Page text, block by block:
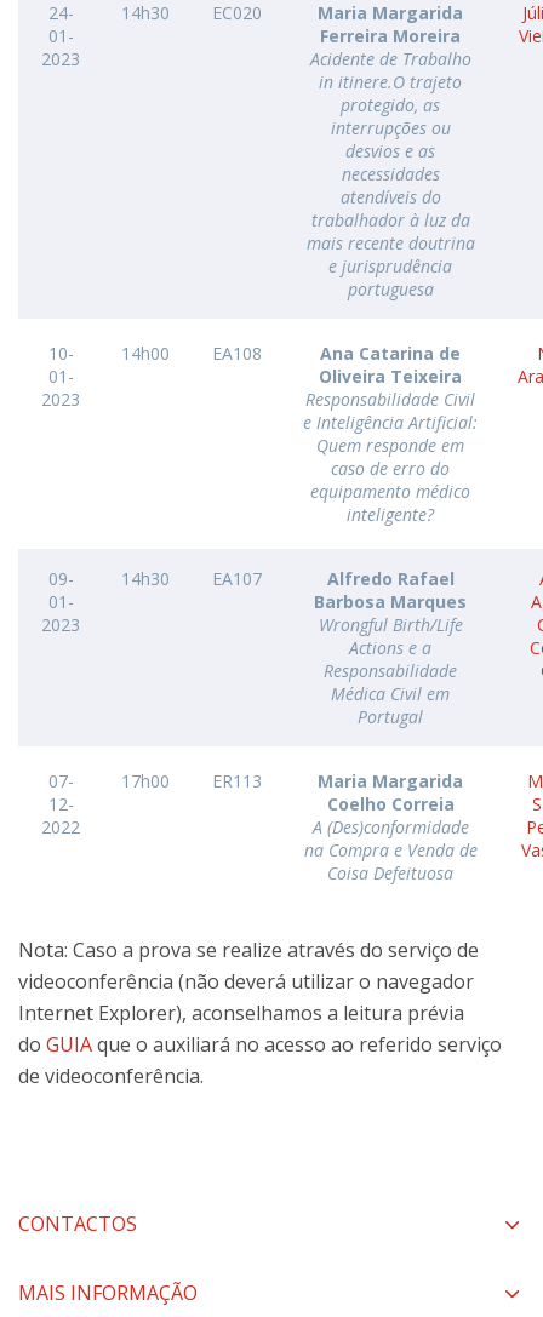
24-
01-
2023
14h30 EC020
Maria Margarida
Ferreira Moreira
Acidente de Trabalho
in itinere.O trajeto
protegido, as
interrupções ou
desvios e as
necessidades
atendíveis do
trabalhador à luz da
mais recente doutrina
e jurisprudência
portuguesa
10-
01-
2023
14h00 EA108
Ana Catarina de
Oliveira Teixeira
Responsabilidade Civil
e Inteligência Artificial:
Quem responde em
caso de erro do
equipamento médico
inteligente?
09-
01-
2023
14h30 EA107
Alfredo Rafael
Barbosa Marques
Wrongful Birth/Life
Actions e a
Responsabilidade
Médica Civil em
Portugal
07-
12-
2022
17h00 ER113
Maria Margarida
Coelho Correia
A (Des)conformidade
na Compra e Venda de
Coisa Defeituosa
Nota: Caso a prova se realize através do serviço de
videoconferência (não deverá utilizar o navegador
Internet Explorer), aconselhamos a leitura prévia
do GUIAque o auxiliará no acesso ao referido serviço
de videoconferência.
CONTACTOS
MAIS INFORMAÇÃO